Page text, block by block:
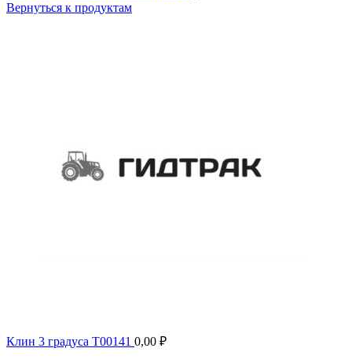
Вернуться к продуктам
Клин 3 градуса T00141 0,00 ₽